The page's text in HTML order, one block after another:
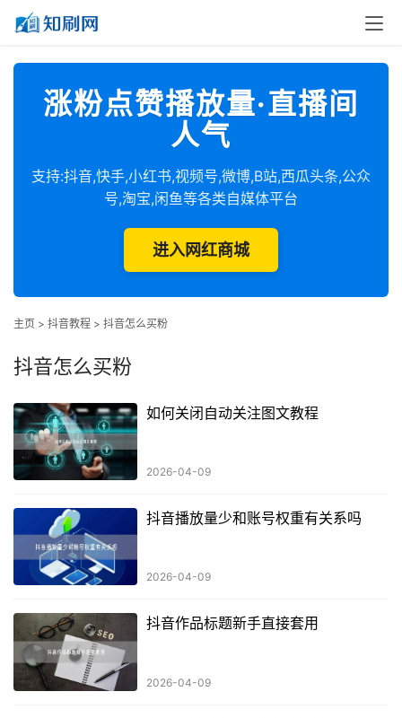
涨粉点赞播放量·直播间
人气
支持:抖音,快手,小红书,视频号,微博,B站,西瓜头条,公众
号,淘宝,闲鱼等各类自媒体平台
进入网红商城
主页 > 抖音教程 > 抖音怎么买粉
抖音怎么买粉
如何关闭自动关注图文教程
2026-04-09
抖音播放量少和账号权重有关系吗
2026-04-09
抖音作品标题新手直接套用
2026-04-09